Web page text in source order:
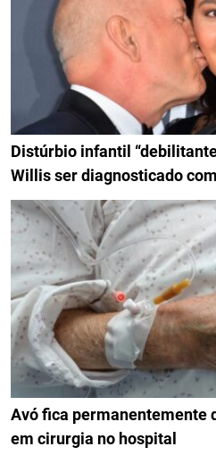
Distúrbio infantil
Willis ser diagnosticado
Avó fica permanentemente
em cirurgia no hospital